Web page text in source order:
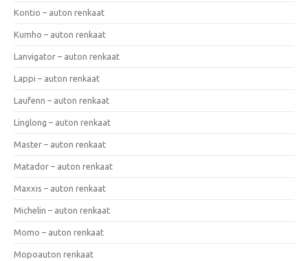
Kontio – auton renkaat
Kumho – auton renkaat
Lanvigator – auton renkaat
Lappi – auton renkaat
Laufenn – auton renkaat
Linglong – auton renkaat
Master – auton renkaat
Matador – auton renkaat
Maxxis – auton renkaat
Michelin – auton renkaat
Momo – auton renkaat
Mopoauton renkaat